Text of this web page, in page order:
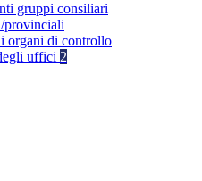
gruppi consiliari
provinciali
organi di controllo
uffici 2